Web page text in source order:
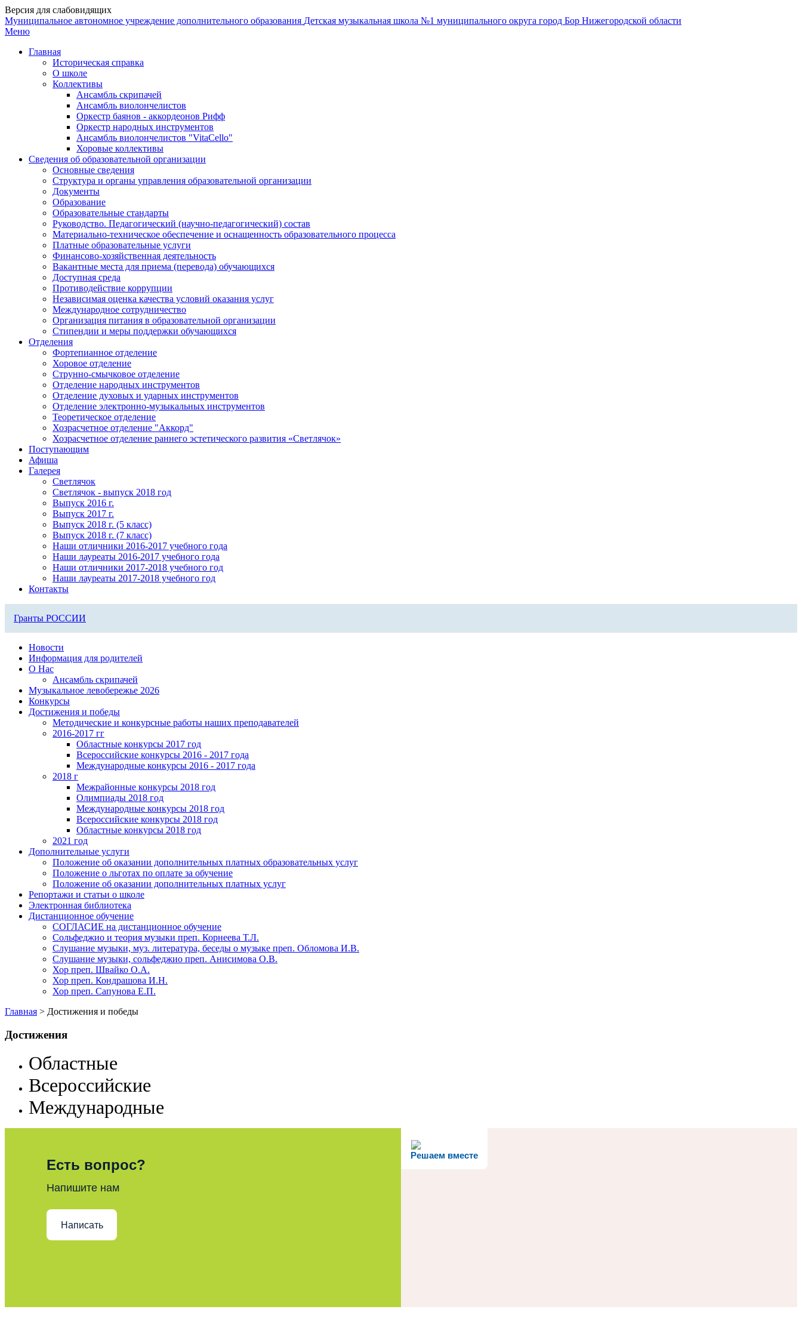
Версия для слабовидящих
Муниципальное автономное учреждение дополнительного образования Детская музыкальная школа №1 муниципального округа город Бор Нижегородской области
Меню
Главная
Историческая справка
О школе
Коллективы
Ансамбль скрипачей
Ансамбль виолончелистов
Оркестр баянов - аккордеонов Рифф
Оркестр народных инструментов
Ансамбль виолончелистов "VitaCello"
Хоровые коллективы
Сведения об образовательной организации
Основные сведения
Структура и органы управления образовательной организации
Документы
Образование
Образовательные стандарты
Руководство. Педагогический (научно-педагогический) состав
Материально-техническое обеспечение и оснащенность образовательного процесса
Платные образовательные услуги
Финансово-хозяйственная деятельность
Вакантные места для приема (перевода) обучающихся
Доступная среда
Противодействие коррупции
Независимая оценка качества условий оказания услуг
Международное сотрудничество
Организация питания в образовательной организации
Стипендии и меры поддержки обучающихся
Отделения
Фортепианное отделение
Хоровое отделение
Струнно-смычковое отделение
Отделение народных инструментов
Отделение духовых и ударных инструментов
Отделение электронно-музыкальных инструментов
Теоретическое отделение
Хозрасчетное отделение "Аккорд"
Хозрасчетное отделение раннего эстетического развития «Светлячок»
Поступающим
Афиша
Галерея
Светлячок
Светлячок - выпуск 2018 год
Выпуск 2016 г.
Выпуск 2017 г.
Выпуск 2018 г. (5 класс)
Выпуск 2018 г. (7 класс)
Наши отличники 2016-2017 учебного года
Наши лауреаты 2016-2017 учебного года
Наши отличники 2017-2018 учебного год
Наши лауреаты 2017-2018 учебного год
Контакты
Гранты РОССИИ
Новости
Информация для родителей
О Нас
Ансамбль скрипачей
Музыкальное левобережье 2026
Конкурсы
Достижения и победы
Методические и конкурсные работы наших преподавателей
2016-2017 гг
Областные конкурсы 2017 год
Всероссийские конкурсы 2016 - 2017 года
Международные конкурсы 2016 - 2017 года
2018 г
Межрайонные конкурсы 2018 год
Олимпиады 2018 год
Международные конкурсы 2018 год
Всероссийские конкурсы 2018 год
Областные конкурсы 2018 год
2021 год
Дополнительные услуги
Положение об оказании дополнительных платных образовательных услуг
Положение о льготах по оплате за обучение
Положение об оказании дополнительных платных услуг
Репортажи и статьи о школе
Электронная библиотека
Дистанционное обучение
СОГЛАСИЕ на дистанционное обучение
Сольфеджио и теория музыки преп. Корнеева Т.Л.
Слушание музыки, муз. литература, беседы о музыке преп. Обломова И.В.
Слушание музыки, сольфеджио преп. Анисимова О.В.
Хор преп. Швайко О.А.
Хор преп. Кондрашова И.Н.
Хор преп. Сапунова Е.П.
Главная > Достижения и победы
Достижения
Областные
Всероссийские
Международные
Решаем вместе
Есть вопрос?
Напишите нам
Написать